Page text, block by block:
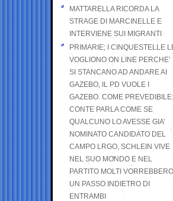
MATTARELLA RICORDA LA
STRAGE DI MARCINELLE E
INTERVIENE SUI MIGRANTI
PRIMARIE; I CINQUESTELLE
VOGLIONO ON LINE PERCHE’
SI STANCANO AD ANDARE AI
GAZEBO, IL PD VUOLE I
GAZEBO. COME PREVEDIBILE:
CONTE PARLA COME SE
QUALCUNO LO AVESSE GIA’
NOMINATO CANDIDATO DEL
CAMPO LRGO, SCHLEIN VIVE
NEL SUO MONDO E NEL
PARTITO MOLTI VORREBBERO
UN PASSO INDIETRO DI
ENTRAMBI